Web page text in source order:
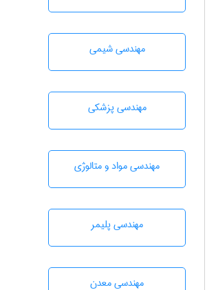
مهندسي شيمی
مهندسی پزشکی
مهندسی مواد و متالوژی
مهندسی پليمر
مهندسی معدن